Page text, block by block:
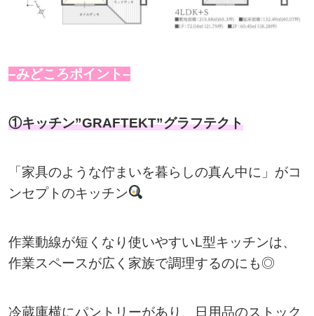
–みどころポイント–
①キッチン”GRAFTEKT”グラフテクト
「家具のような佇まいを暮らしの真ん中に」がコ
ンセプトのキッチン
作業動線が短くなり使いやすいL型キッチンは、
作業スペースが広く家族で調理するのにも◎
冷蔵庫横にパントリーがあり、日用品のストック